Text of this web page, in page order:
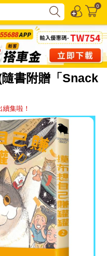
0
書附贈「Snack
集啦！